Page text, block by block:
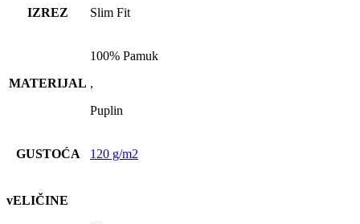
IZREZ Slim Fit
MATERIJAL
100% Pamuk
,
Puplin
GUSTOĆA 120 g/m2
vELIČINE